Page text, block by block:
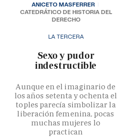
LA TERCERA
­Sexo y pudor
indestructible
Aunque en el imaginario de
los años setenta y ochenta el
toples parecía simbolizar la
liberación femenina, pocas
muchas mujeres lo
practican
ANICETO MASFERRER
CATEDRÁTICO DE HISTORIA DEL
DERECHO